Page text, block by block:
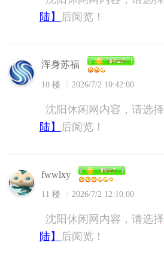
陆】
后阅览！
浑身苏福
10 楼 2026/7/2 10:42:00
沈阳休闲网内容，请选择
陆】
后阅览！
fwwlxy
11 楼 2026/7/2 12:10:00
沈阳休闲网内容，请选择
陆】
后阅览！